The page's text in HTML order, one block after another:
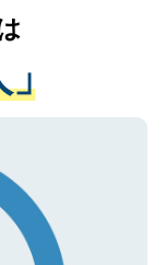
ての厳密な
に付与され
済みです。
ください。
状況や紹介
ドバイスを
転職をされ
が可能です